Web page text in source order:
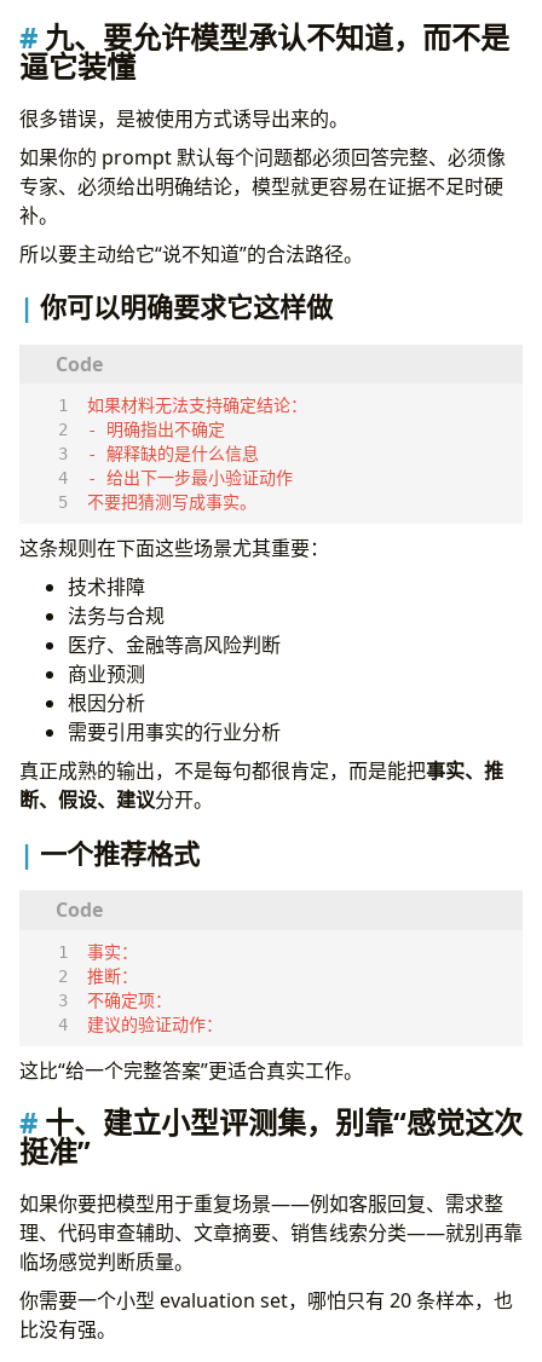
九、要允许模型承认不知道，而不是
逼它装懂
很多错误，是被使用方式诱导出来的。
如果你的 prompt 默认每个问题都必须回答完整、必须像
专家、必须给出明确结论，模型就更容易在证据不足时硬
补。
所以要主动给它“说不知道”的合法路径。
你可以明确要求它这样做
不要把猜测写成事实。
这条规则在下面这些场景尤其重要：
技术排障
法务与合规
医疗、金融等高风险判断
商业预测
根因分析
需要引用事实的行业分析
真正成熟的输出，不是每句都很肯定，而是能把事实、推
断、假设、建议分开。
一个推荐格式
建议的验证动作：
这比“给一个完整答案”更适合真实工作。
十、建立小型评测集，别靠“感觉这次
挺准”
如果你要把模型用于重复场景——例如客服回复、需求整
理、代码审查辅助、文章摘要、销售线索分类——就别再靠
临场感觉判断质量。
你需要一个小型 evaluation set，哪怕只有 20 条样本，也
比没有强。